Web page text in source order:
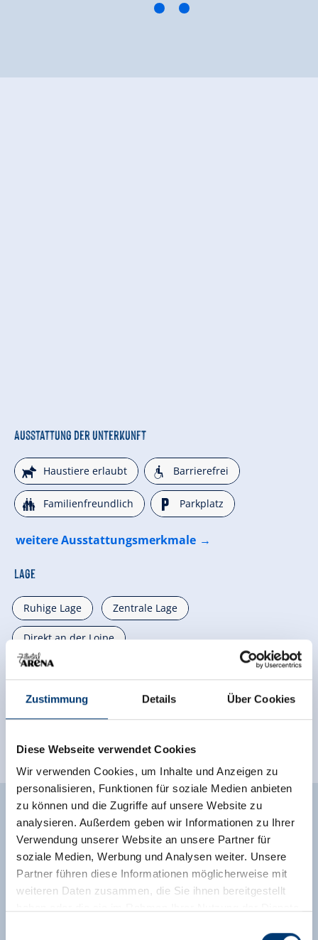
Zustimmung Details Über Cookies
Diese Webseite verwendet Cookies
Wir verwenden Cookies, um Inhalte und Anzeigen zu
personalisieren, Funktionen für soziale Medien anbieten
zu können und die Zugriffe auf unsere Website zu
analysieren. Außerdem geben wir Informationen zu Ihrer
Verwendung unserer Website an unsere Partner für
soziale Medien, Werbung und Analysen weiter. Unsere
Partner führen diese Informationen möglicherweise mit
weiteren Daten zusammen, die Sie ihnen bereitgestellt
Ausstattung der Unterkunft
🔮Haustiere erlaubt 🛁Barrierefrei
🍺Familienfreundlich 🐈Parkplatz
weitere Ausstattungsmerkmale
Lage
Ruhige Lage Zentrale Lage
Direkt an der Loipe
Direkt an d. Ski-/ Wander-/ Bushaltestelle
Direkt am Radweg
Unverbindliche Anfrage